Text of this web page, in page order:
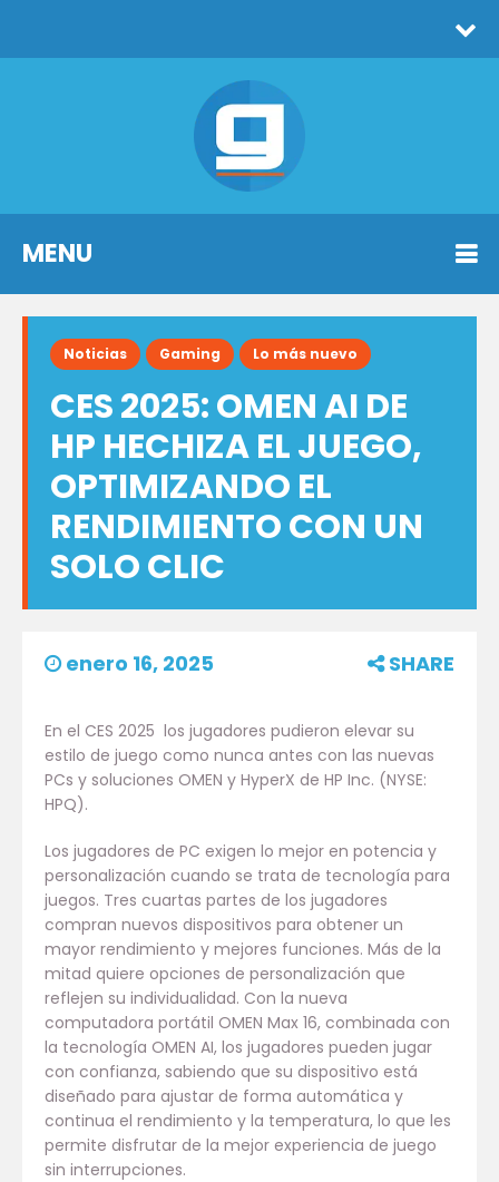
MENU
Noticias Gaming Lo más nuevo
CES 2025: OMEN AI DE
HP HECHIZA EL JUEGO,
OPTIMIZANDO EL
RENDIMIENTO CON UN
SOLO CLIC
enero 16, 2025 SHARE
En el CES 2025 los jugadores pudieron elevar su
estilo de juego como nunca antes con las nuevas
PCs y soluciones OMEN y HyperX de HP Inc. (NYSE:
HPQ).
Los jugadores de PC exigen lo mejor en potencia y
personalización cuando se trata de tecnología para
juegos. Tres cuartas partes de los jugadores
compran nuevos dispositivos para obtener un
mayor rendimiento y mejores funciones. Más de la
mitad quiere opciones de personalización que
reflejen su individualidad. Con la nueva
computadora portátil OMEN Max 16, combinada con
la tecnología OMEN AI, los jugadores pueden jugar
con confianza, sabiendo que su dispositivo está
diseñado para ajustar de forma automática y
continua el rendimiento y la temperatura, lo que les
permite disfrutar de la mejor experiencia de juego
sin interrupciones.